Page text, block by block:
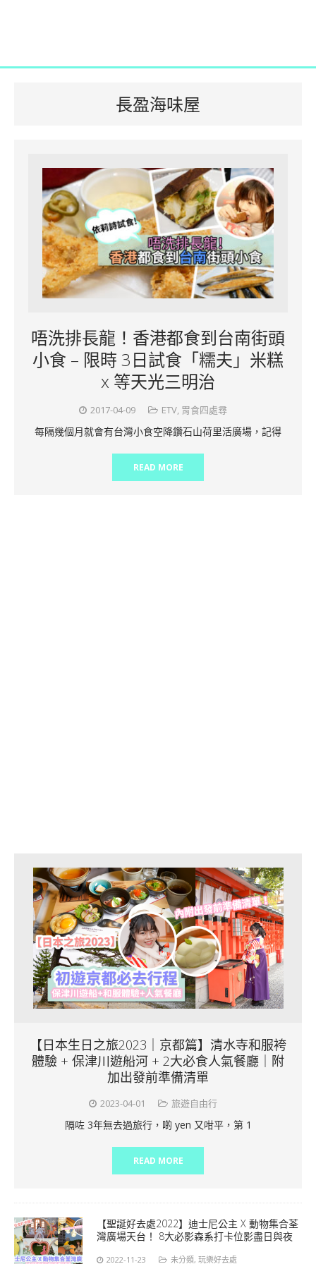
長盈海味屋
唔洗排長龍！香港都食到台南街頭
小食 – 限時 3日試食「糯夫」米糕
x 等天光三明治
2017-04-09 ETV, 胃食四處尋
每隔幾個月就會有台灣小食空降鑽石山荷里活廣場，記得
READ MORE
【日本生日之旅2023｜京都篇】清水寺和服袴
體驗 + 保津川遊船河 + 2大必食人氣餐廳｜附
加出發前準備清單
2023-04-01 旅遊自由行
隔咗 3年無去過旅行，啲 yen 又咁平，第 1
READ MORE
【聖誕好去處2022】迪士尼公主 X 動物集合荃
灣廣場天台！ 8大必影森系打卡位影盡日與夜
2022-11-23 未分類, 玩樂好去處